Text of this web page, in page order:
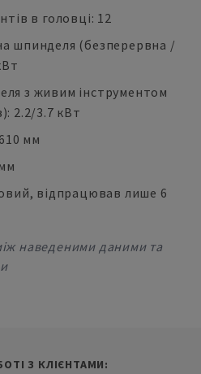
в головці: 12
шпинделя (безперервна /
з живим інструментом
2.2/3.7 кВт
мм
відпрацював лише 6
наведеними даними та
З КЛІЄНТАМИ: